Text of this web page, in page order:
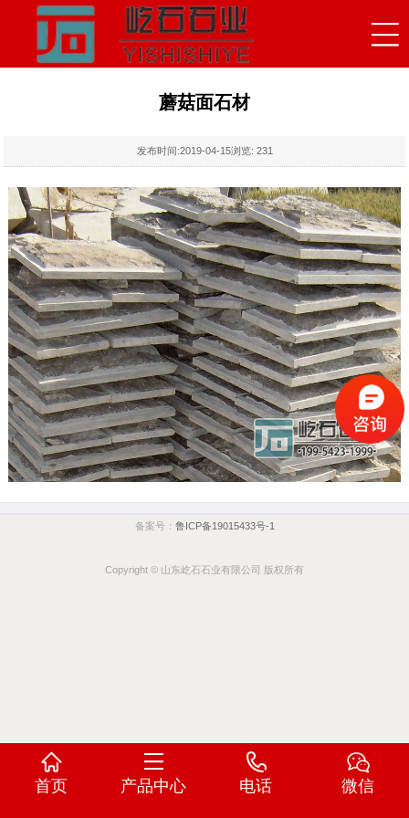
蘑菇面石材
发布时间:2019-04-15浏览: 231
备案号： 鲁ICP备19015433号-1
Copyright © 山东屹石石业有限公司 版权所有
首页 产品中心 电话 微信